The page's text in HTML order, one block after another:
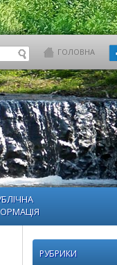
ГОЛОВНА
РУБРИКИ